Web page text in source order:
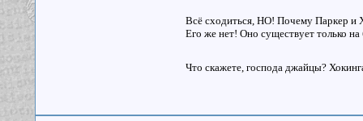
Всё сходиться, НО! Почему Паркер и
Его же нет! Оно существует только
Что скажете, господа джайцы?